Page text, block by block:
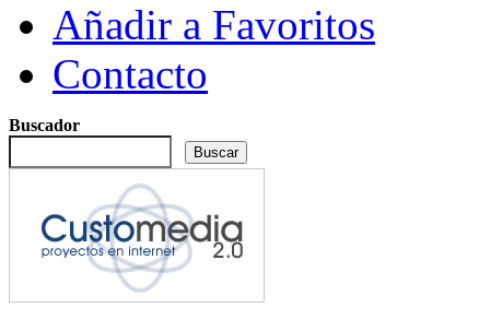
Añadir a Favoritos
Contacto
Buscador